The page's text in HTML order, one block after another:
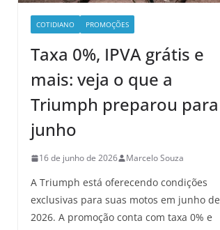
COTIDIANO PROMOÇÕES
Taxa 0%, IPVA grátis e
mais: veja o que a
Triumph preparou para
junho
16 de junho de 2026 Marcelo Souza
A Triumph está oferecendo condições
exclusivas para suas motos em junho de
2026. A promoção conta com taxa 0% e